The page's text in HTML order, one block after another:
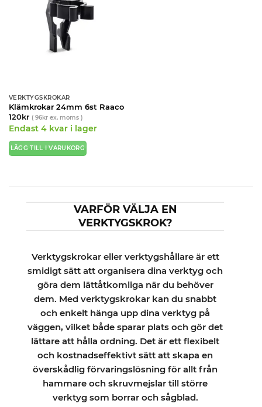
VERKTYGSKROKAR
Klämkrokar 24mm 6st Raaco
120kr ( 96krex. moms )
Endast 4 kvar i lager
LÄGG TILL I VARUKORG
VARFÖR VÄLJA EN
VERKTYGSKROK?
Verktygskrokar eller verktygshållare är ett
smidigt sätt att organisera dina verktyg och
göra dem lättåtkomliga när du behöver
dem. Med verktygskrokar kan du snabbt
och enkelt hänga upp dina verktyg på
väggen, vilket både sparar plats och gör det
lättare att hålla ordning. Det är ett flexibelt
och kostnadseffektivt sätt att skapa en
överskådlig förvaringslösning för allt från
hammare och skruvmejslar till större
verktyg som borrar och sågblad.